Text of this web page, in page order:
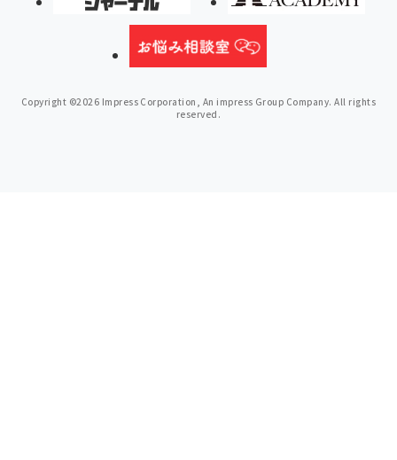
Copyright ©2026 Impress Corporation, An impress Group Company. All rights
reserved.